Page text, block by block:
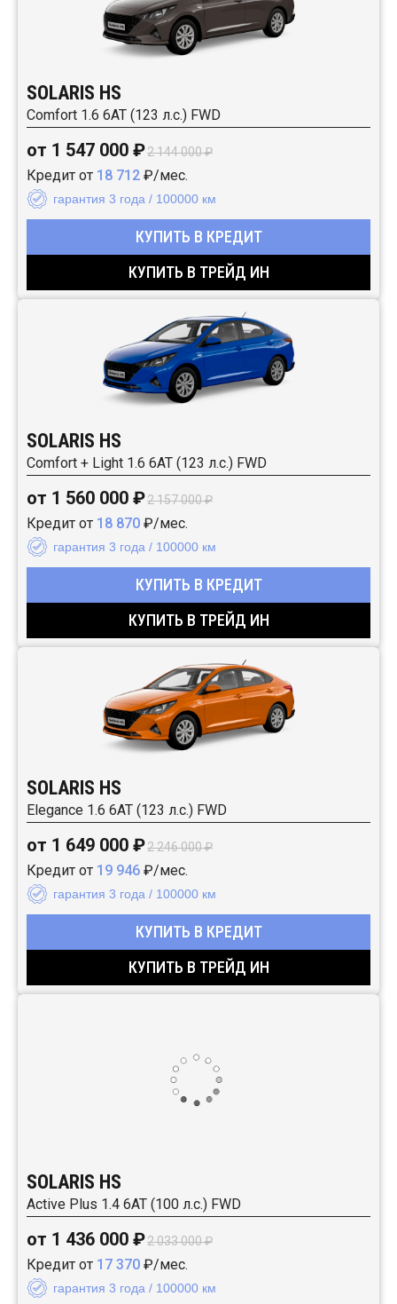
SOLARIS HS
Comfort 1.6 6AT (123 л.с.) FWD
от 1 547 000 ₽2 144 000 ₽
Кредит от 18 712 ₽/мес.
гарантия 3 года / 100000 км
КУПИТЬ В КРЕДИТ
КУПИТЬ В ТРЕЙД ИН
SOLARIS HS
Comfort + Light 1.6 6AT (123 л.с.) FWD
от 1 560 000 ₽2 157 000 ₽
Кредит от 18 870 ₽/мес.
гарантия 3 года / 100000 км
КУПИТЬ В КРЕДИТ
КУПИТЬ В ТРЕЙД ИН
SOLARIS HS
Elegance 1.6 6AT (123 л.с.) FWD
от 1 649 000 ₽2 246 000 ₽
Кредит от 19 946 ₽/мес.
гарантия 3 года / 100000 км
КУПИТЬ В КРЕДИТ
КУПИТЬ В ТРЕЙД ИН
SOLARIS HS
Active Plus 1.4 6AT (100 л.с.) FWD
от 1 436 000 ₽2 033 000 ₽
Кредит от 17 370 ₽/мес.
гарантия 3 года / 100000 км